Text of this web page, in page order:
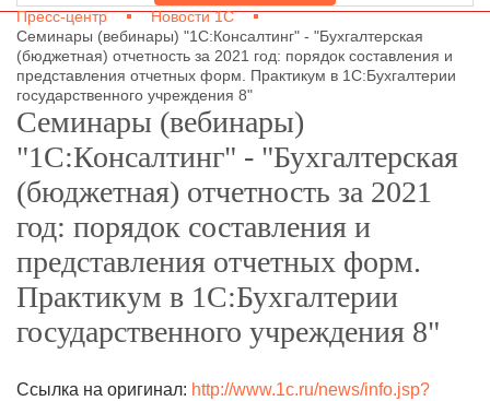
Пресс-центр
Новости 1С
Семинары (вебинары) "1С:Консалтинг" - "Бухгалтерская
(бюджетная) отчетность за 2021 год: порядок составления и
представления отчетных форм. Практикум в 1С:Бухгалтерии
государственного учреждения 8"
Семинары (вебинары)
"1С:Консалтинг" - "Бухгалтерская
(бюджетная) отчетность за 2021
год: порядок составления и
представления отчетных форм.
Практикум в 1С:Бухгалтерии
государственного учреждения 8"
Ссылка на оригинал: http://www.1c.ru/news/info.jsp?